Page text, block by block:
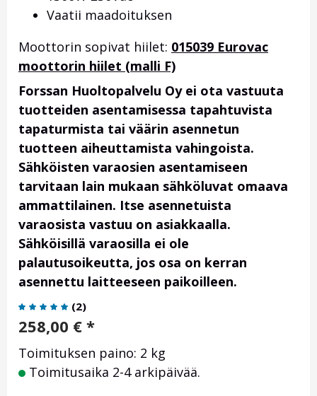
Vaatii maadoituksen
Moottorin sopivat hiilet: 015039 Eurovac
moottorin hiilet (malli F)
Forssan Huoltopalvelu Oy ei ota vastuuta
tuotteiden asentamisessa tapahtuvista
tapaturmista tai väärin asennetun
tuotteen aiheuttamista vahingoista.
Sähköisten varaosien asentamiseen
tarvitaan lain mukaan sähköluvat omaava
ammattilainen. Itse asennetuista
varaosista vastuu on asiakkaalla.
Sähköisillä varaosilla ei ole
palautusoikeutta, jos osa on kerran
asennettu laitteeseen paikoilleen.
(2)
258,00 € *
Toimituksen paino: 2 kg
Toimitusaika 2-4 arkipäivää.